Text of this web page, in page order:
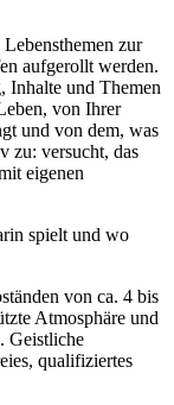
zur
aufgerollt werden.
Inhalte und Themen
von Ihrer
und von dem, was
zu: versucht, das
eigenen
spielt und wo
von ca. 4 bis
Atmosphäre und
Geistliche
qualifiziertes